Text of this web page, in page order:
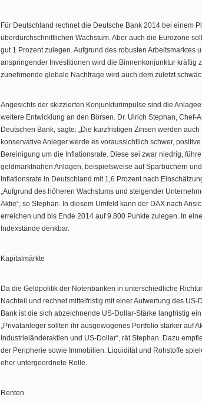
Für Deutschland rechnet die Deutsche Bank 2014 bei einem
überdurchschnittlichen Wachstum. Aber auch die Eurozone
gut 1 Prozent zulegen. Aufgrund des robusten Arbeitsmarktes
anspringender Investitionen wird die Binnenkonjunktur kräftig
zunehmende globale Nachfrage wird auch dem zuletzt
Angesichts der skizzierten Konjunkturimpulse sind die
weitere Entwicklung an den Börsen. Dr. Ulrich Stephan, Chef-
Deutschen Bank, sagte: „Die kurzfristigen Zinsen werden
konservative Anleger werde es voraussichtlich schwer,
Bereinigung um die Inflationsrate. Diese sei zwar niedrig,
geldmarktnahen Anlagen, beispielsweise auf Sparbüchern
Inflationsrate in Deutschland mit 1,6 Prozent nach
„Aufgrund des höheren Wachstums und steigender
Aktie“, so Stephan. In diesem Umfeld kann der DAX nach
erreichen und bis Ende 2014 auf 9.800 Punkte zulegen. In
Indexstände denkbar.
Kapitalmärkte
Da die Geldpolitik der Notenbanken in unterschiedliche
Nachteil und rechnet mittelfristig mit einer Aufwertung des
Bank ist die sich abzeichnende US-Dollar-Stärke langfristig
„Privatanleger sollten ihr ausgewogenes Portfolio stärker auf
Industrieländeraktien und US-Dollar“, rät Stephan. Dazu
der Peripherie sowie Immobilien. Liquidität und Rohstoffe
eher untergeordnete Rolle.
Renten